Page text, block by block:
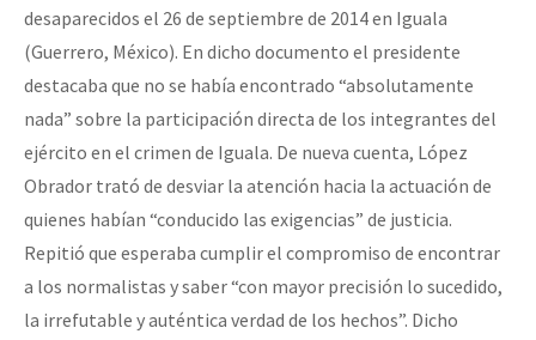
desaparecidos el 26 de septiembre de 2014 en Iguala
(Guerrero, México). En dicho documento el presidente
destacaba que no se había encontrado “absolutamente
nada” sobre la participación directa de los integrantes del
ejército en el crimen de Iguala. De nueva cuenta, López
Obrador trató de desviar la atención hacia la actuación de
quienes habían “conducido las exigencias” de justicia.
Repitió que esperaba cumplir el compromiso de encontrar
a los normalistas y saber “con mayor precisión lo sucedido,
la irrefutable y auténtica verdad de los hechos”. Dicho